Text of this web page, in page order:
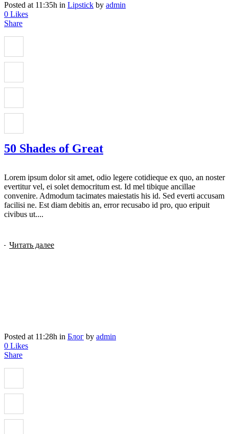
50 Shades of Great
Posted at 11:35h in Lipstick by admin
0 Likes
Share
Lorem ipsum dolor sit amet, odio legere cotidieque ex quo, an noster
evertitur vel, ei solet democritum est. Id mel tibique ancillae
convenire. Admodum tacimates maiestatis his id. Sed everti accusam
facilisi ne. Est diam debitis an, error recusabo id pro, quo eripuit
civibus ut....
Читать далее
Posted at 11:28h in Блог by admin
0 Likes
Share